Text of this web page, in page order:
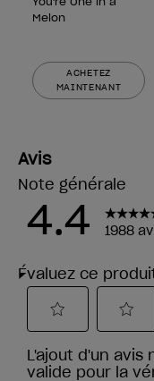
Melon
ACHETEZ
MAINTENANT